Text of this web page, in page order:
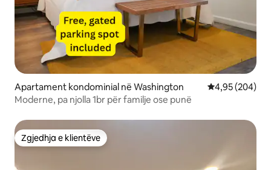
Apartament kondominial në Washington Vlerësimi
4,95 (204)
Moderne, pa njolla 1br për familje ose punë
Zgjedhja e klientëve
Zgjedhja e klientëve